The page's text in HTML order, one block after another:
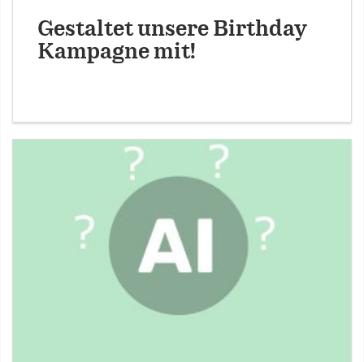
Gestaltet unsere Birthday
Kampagne mit!